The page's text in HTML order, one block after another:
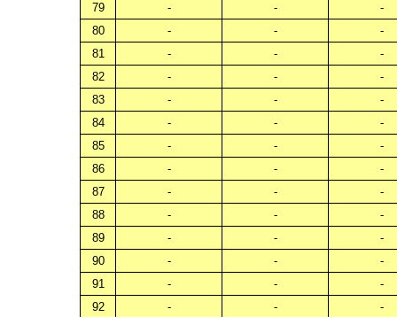
79
- -
-
80
- -
-
81
- -
-
82
- -
-
83
- -
-
84
- -
-
85
- -
-
86
- -
-
87
- -
-
88
- -
-
89
- -
-
90
- -
-
91
- -
-
92
- -
-